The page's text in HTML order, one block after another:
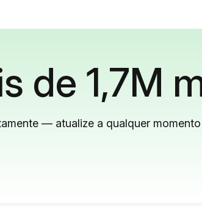
de 1,7M
— atualize a qualquer momento